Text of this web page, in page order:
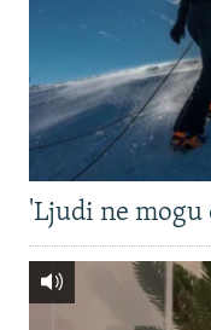
'Ljudi ne